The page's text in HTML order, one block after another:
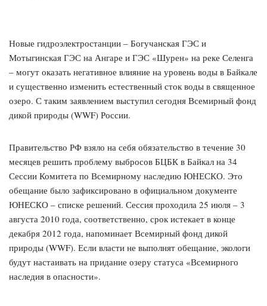
Новые гидроэлектростанции – Богучанская ГЭС и
Мотыгинская ГЭС на Ангаре и ГЭС «Шурен» на реке Селенга
– могут оказать негативное влияние на уровень воды в Байкале
и существенно изменить естественный сток воды в священное
озеро. С таким заявлением выступил сегодня Всемирный фонд
дикой природы (WWF) России.
Правительство РФ взяло на себя обязательство в течение 30
месяцев решить проблему выбросов БЦБК в Байкал на 34
Сессии Комитета по Всемирному наследию ЮНЕСКО. Это
обещание было зафиксировано в официальном документе
ЮНЕСКО – списке решений. Сессия проходила 25 июля – 3
августа 2010 года, соответственно, срок истекает в конце
декабря 2012 года, напоминает Всемирный фонд дикой
природы (WWF). Если власти не выполнят обещание, экологи
будут настаивать на придание озеру статуса «Всемирного
наследия в опасности».